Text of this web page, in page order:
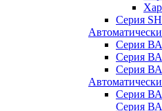
Серия
Серия
Серия
Серия
Серия
Серия